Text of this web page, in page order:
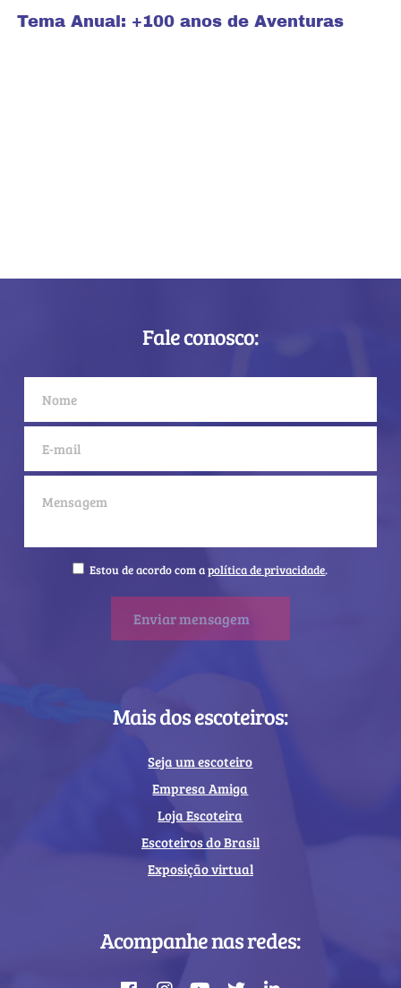
Tema Anual: +100 anos de Aventuras
Fale conosco:
Estou de acordo com apolítica de privacidade.
Mais dos escoteiros:
Seja um escoteiro
Empresa Amiga
Loja Escoteira
Escoteiros do Brasil
Exposição virtual
Acompanhe nas redes: